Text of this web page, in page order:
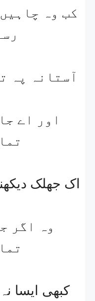
کب وہ
آستانہ پہ
اور اے
اک جھلک
وہ اگر
کبھی ایسا